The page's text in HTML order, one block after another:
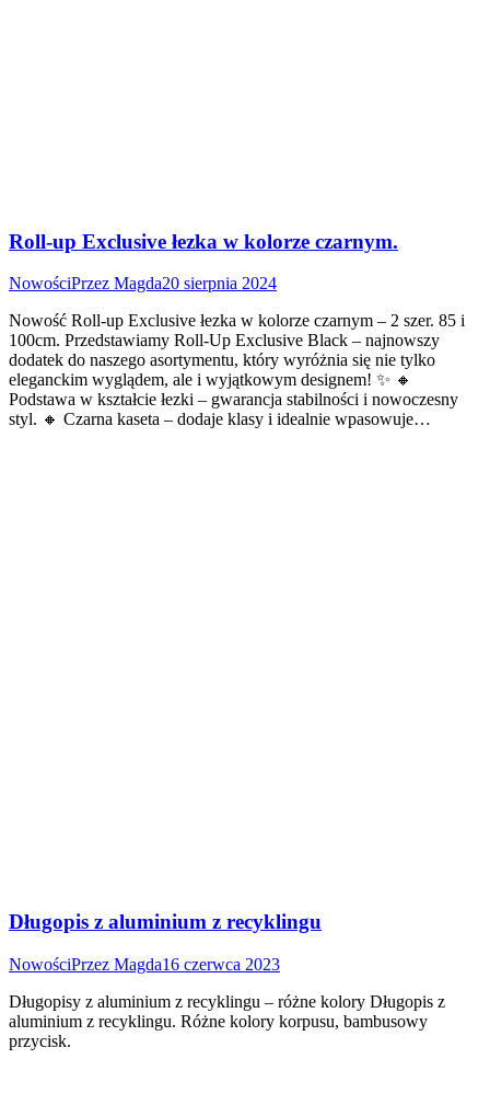
Roll-up Exclusive łezka w kolorze czarnym.
NowościPrzez Magda20 sierpnia 2024
Nowość Roll-up Exclusive łezka w kolorze czarnym – 2 szer. 85 i
100cm. Przedstawiamy Roll-Up Exclusive Black – najnowszy
dodatek do naszego asortymentu, który wyróżnia się nie tylko
eleganckim wyglądem, ale i wyjątkowym designem! ✨ 🔸
Podstawa w kształcie łezki – gwarancja stabilności i nowoczesny
styl. 🔸 Czarna kaseta – dodaje klasy i idealnie wpasowuje…
Długopis z aluminium z recyklingu
NowościPrzez Magda16 czerwca 2023
Długopisy z aluminium z recyklingu – różne kolory Długopis z
aluminium z recyklingu. Różne kolory korpusu, bambusowy
przycisk.